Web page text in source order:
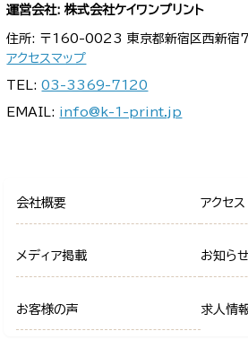
運営会社: 株式会社ケイワンプリント
住所: 〒160-0023 東京都新宿区西新
アクセスマップ
TEL:03-3369-7120
EMAIL: info@k-1-print.jp
会社概要 アクセス
メディア掲載 お知らせ
お客様の声 求人情